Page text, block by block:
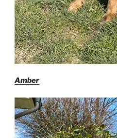
Amber